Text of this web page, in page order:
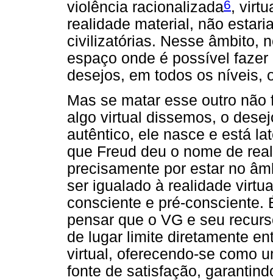
violência racionalizada6,
realidade material, não
civilizatórias. Nesse âmbito,
espaço onde é possível
desejos, em todos os níveis,
Mas se matar esse outro
algo virtual dissemos, o
autêntico, ele nasce e está
que Freud deu o nome de
precisamente por estar no
ser igualado à realidade
consciente e pré-consciente.
pensar que o VG e seu
de lugar limite diretamente
virtual, oferecendo-se como
fonte de satisfação,